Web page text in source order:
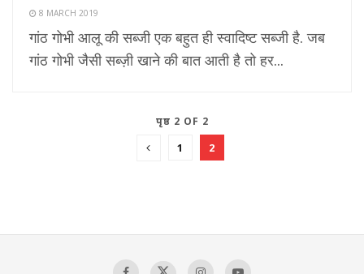
8 MARCH 2019
गांठ गोभी आलू की सब्जी एक बहुत ही स्वादिष्ट सब्जी है. जब
गांठ गोभी जैसी सब्ज़ी खाने की बात आती है तो हर...
पृष्ठ 2 OF 2
1 2